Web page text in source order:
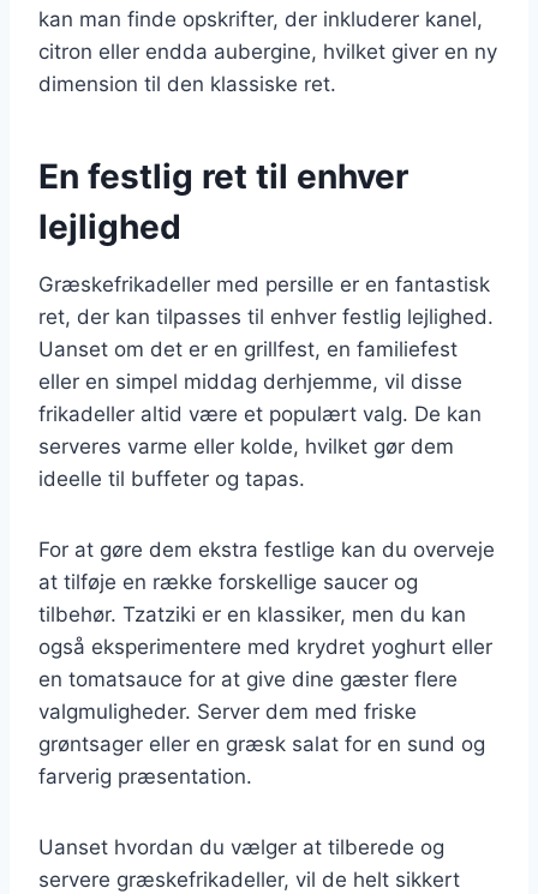
kan man finde opskrifter, der inkluderer kanel,
citron eller endda aubergine, hvilket giver en ny
dimension til den klassiske ret.
En festlig ret til enhver
lejlighed
Græskefrikadeller med persille er en fantastisk
ret, der kan tilpasses til enhver festlig lejlighed.
Uanset om det er en grillfest, en familiefest
eller en simpel middag derhjemme, vil disse
frikadeller altid være et populært valg. De kan
serveres varme eller kolde, hvilket gør dem
ideelle til buffeter og tapas.
For at gøre dem ekstra festlige kan du overveje
at tilføje en række forskellige saucer og
tilbehør. Tzatziki er en klassiker, men du kan
også eksperimentere med krydret yoghurt eller
en tomatsauce for at give dine gæster flere
valgmuligheder. Server dem med friske
grøntsager eller en græsk salat for en sund og
farverig præsentation.
Uanset hvordan du vælger at tilberede og
servere græskefrikadeller, vil de helt sikkert